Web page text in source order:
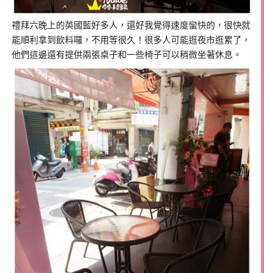
禮拜六晚上的英國藍好多人，還好我覺得速度蠻快的，很快就
能順利拿到飲料囉，不用等很久！很多人可能逛夜市逛累了，
他們這邊還有提供兩張桌子和一些椅子可以稍微坐著休息。